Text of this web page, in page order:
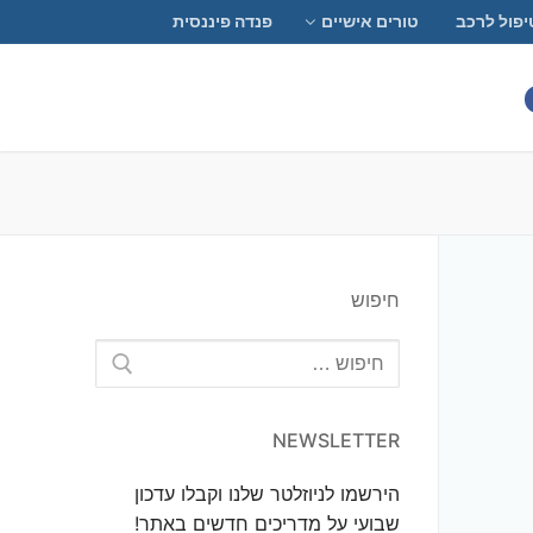
לרכב טורים אישיים פנדה פיננסית
חיפוש
NEWSLETTER
הירשמו לניוזלטר שלנו וקבלו עדכון
שבועי על מדריכים חדשים באתר!